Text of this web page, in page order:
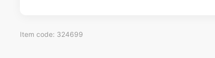
Item code: 324699